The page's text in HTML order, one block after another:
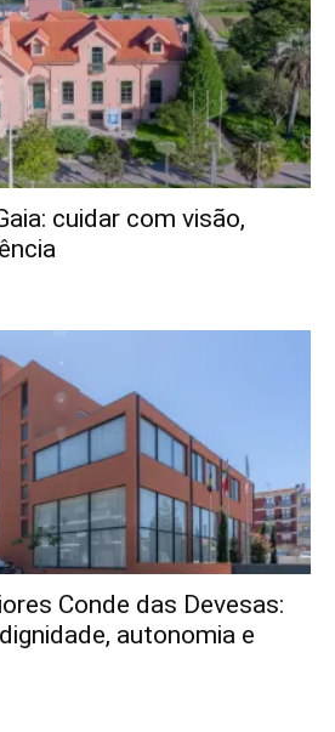
cuidar com visão,
Conde das Devesas:
autonomia e